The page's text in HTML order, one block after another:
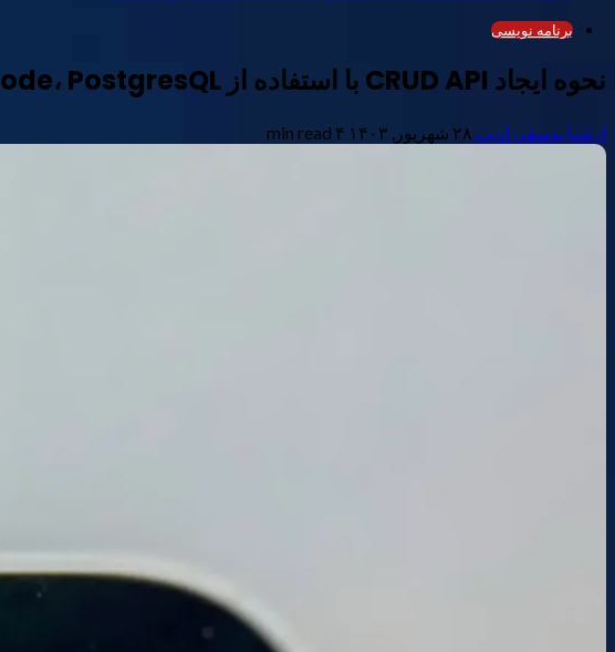
برنامه نویسی
نحوه ایجاد CRUD API با استفاده از Node، PostgresQL و Express
ارشیا یوسفی ادیب ۲۸ شهریور, ۱۴۰۳ ۴ min read